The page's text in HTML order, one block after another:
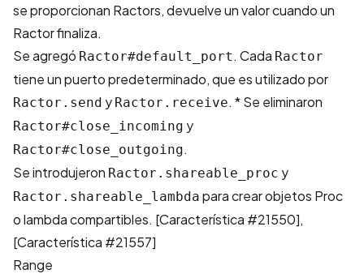
se proporcionan Ractors, devuelve un valor cuando un
Ractor finaliza.
Se agregó Ractor#default_port . Cada Ractor
tiene un puerto predeterminado, que es utilizado por
Ractor.send y Ractor.receive. * Se eliminaron
Ractor#close_incoming y
Ractor#close_outgoing.
Se introdujeron Ractor.shareable_proc y
Ractor.shareable_lambda para crear objetos Proc
o lambda compartibles. [Característica #21550],
[Característica #21557]
Range